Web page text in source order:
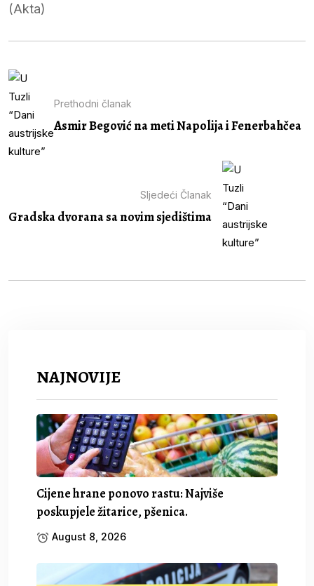
(Akta)
Prethodni članak
Asmir Begović na meti Napolija i Fenerbahčea
Sljedeći Članak
Gradska dvorana sa novim sjedištima
NAJNOVIJE
Cijene hrane ponovo rastu: Najviše
poskupjele žitarice, pšenica.
August 8, 2026